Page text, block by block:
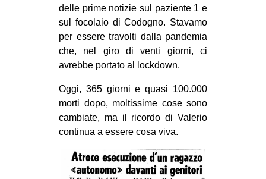
EUROPA
MEDIO ORIENTE
MONDO
in
Fb
tw
delle prime notizie sul paziente 1 e
sul focolaio di Codogno. Stavamo
per essere travolti dalla pandemia
che, nel giro di venti giorni, ci
avrebbe portato al lockdown.
Oggi, 365 giorni e quasi 100.000
morti dopo, moltissime cose sono
cambiate, ma il ricordo di Valerio
continua a essere cosa viva.